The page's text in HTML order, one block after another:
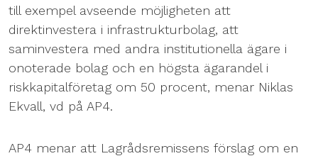
till exempel avseende möjligheten att
direktinvestera i infrastrukturbolag, att
saminvestera med andra institutionella ägare i
onoterade bolag och en högsta ägarandel i
riskkapitalföretag om 50 procent, menar Niklas
Ekvall, vd på AP4.
AP4 menar att Lagrådsremissens förslag om en